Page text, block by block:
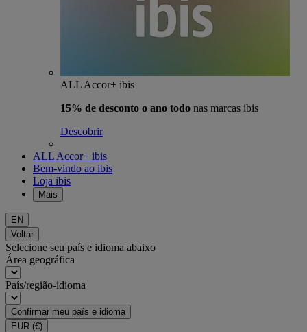
ALL Accor+ ibis
15% de desconto o ano todo nas marcas ibis
Descobrir
ALL Accor+ ibis
Bem-vindo ao ibis
Loja ibis
Mais
EN
Voltar
Selecione seu país e idioma abaixo
Área geográfica
País/região-idioma
Confirmar meu país e idioma
EUR (€)